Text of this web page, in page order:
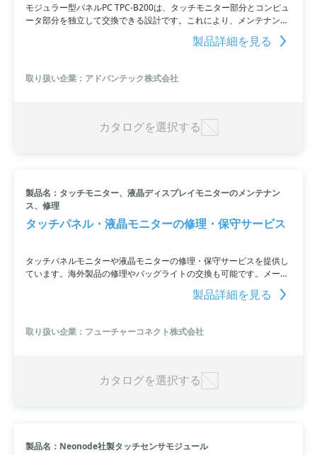
モジュラー型パネルPC TPC-B200は、タッチモニター部分とコンピュ
ータ部分を独立して交換できる設計です。これにより、メンテナンス
性が向上し、コンピュータ部分のアップグレードが低コストで可能。
薄型でコンパクトなデザインであり、ファンレス設計により耐環境性
ており、価格は10万円から50万円です。
製品詳細を見る
取り扱い企業：アドバンテック株式会社
カタログを選択する
製品名：タッチモニター、液晶ディスプレイモニターのメンテナン
ス、修理
タッチパネル・液晶モニターの修理・保守サービス
タッチパネルモニターや液晶モニターの修理・保守サービスを提供し
ています。海外製品の修理やバッグライトの交換も可能です。メーカ
ーの修理対応期間が終了している場合でも、お見積もりをいたしま
製品詳細を見る
取り扱い企業：フューチャーコネクト株式会社
カタログを選択する
製品名：Neonode社製タッチセンサモジュール